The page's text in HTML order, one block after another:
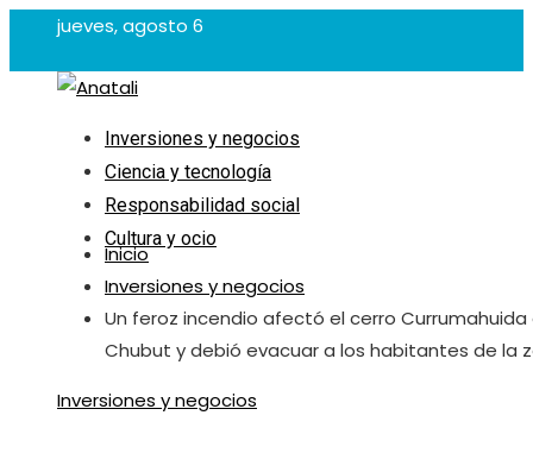
jueves, agosto 6
Inversiones y negocios
Ciencia y tecnología
Responsabilidad social
Cultura y ocio
Inicio
Inversiones y negocios
Un feroz incendio afectó el cerro Currumahuida
Chubut y debió evacuar a los habitantes de la
Inversiones y negocios